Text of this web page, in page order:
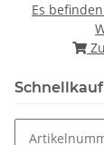
Es
Schnellkauf